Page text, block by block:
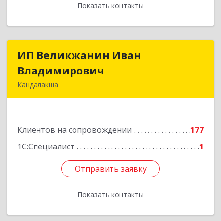
Показать контакты
Назад
ИП Великжанин Иван
Владимирович
Кандалакша
Клиентов на сопровождении
177
1С:Специалист
1
Отправить заявку
Показать контакты
ИП Великжанин Иван
Подробнее
Отправить заявку
Назад